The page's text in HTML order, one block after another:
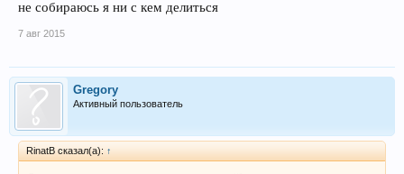
не собираюсь я ни с кем делиться
7 авг 2015
Gregory
Активный пользователь
RinatB сказал(а): ↑